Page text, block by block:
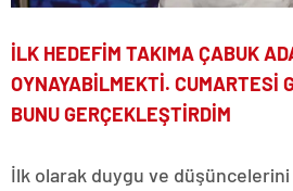
İLK HEDEFİM TAKIMA ÇABUK
OYNAYABİLMEKTİ. CUMARTESİ
BUNU GERÇEKLEŞTİRDİM
İlk olarak duygu ve